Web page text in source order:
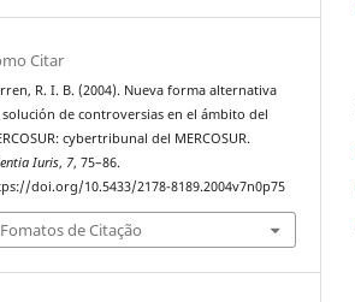
Citar
R. I. B. (2004). Nueva forma alternativa
solución de controversias en el ámbito del
cybertribunal del MERCOSUR.
Iuris, 7, 75–86.
doi.org/10.5433/2178-8189.2004v7n0p75
Fomatos de Citação